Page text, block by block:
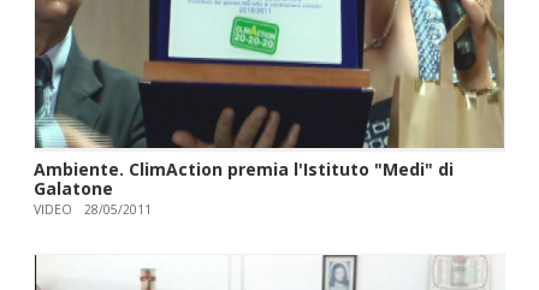
Ambiente. ClimAction premia l'Istituto "Medi" di
Galatone
VIDEO 28/05/2011